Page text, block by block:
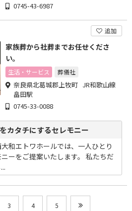
0745-43-6987
追加
家族葬から社葬までお任せくださ
い。
生活・サービス 葬儀社
奈良県北葛城郡上牧町 JR和歌山線
畠田駅
0745-33-0088
カタチにするセレモニー
和エトワホールでは、一人ひとり
ーをご提案いたします。 私たちだ
3 4 5